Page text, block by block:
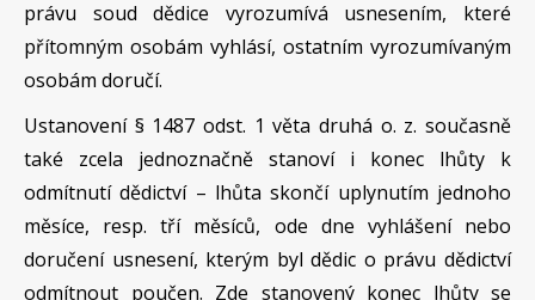
právu soud dědice vyrozumívá usnesením, které
přítomným osobám vyhlásí, ostatním vyrozumívaným
osobám doručí.
Ustanovení § 1487 odst. 1 věta druhá o. z. současně
také zcela jednoznačně stanoví i konec lhůty k
odmítnutí dědictví – lhůta skončí uplynutím jednoho
měsíce, resp. tří měsíců, ode dne vyhlášení nebo
doručení usnesení, kterým byl dědic o právu dědictví
odmítnout poučen. Zde stanovený konec lhůty se